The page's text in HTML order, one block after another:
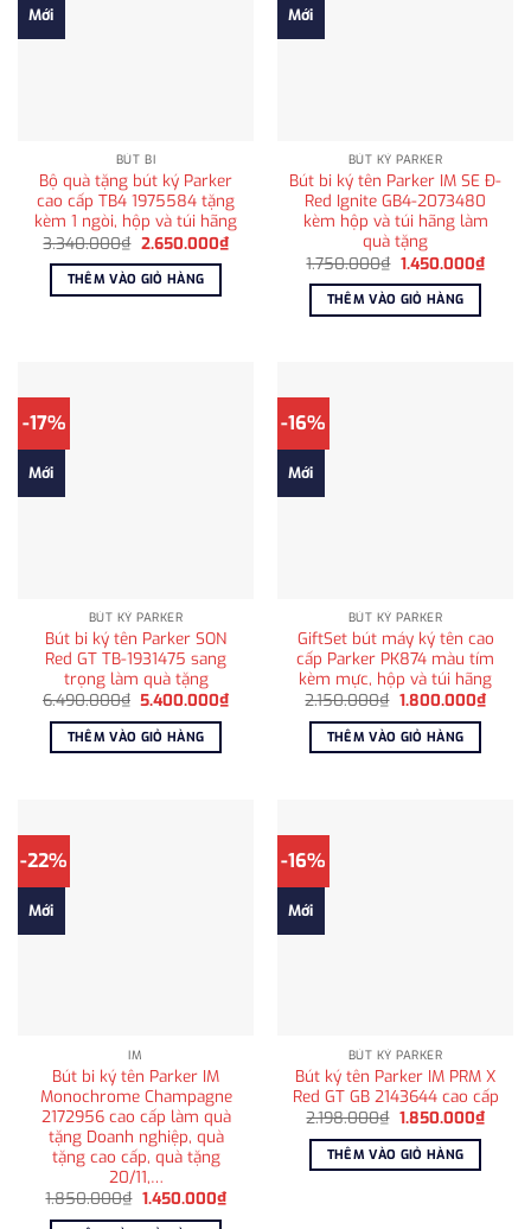
Mới
BÚT BI
Bộ quà tặng bút ký Parker
cao cấp TB4 1975584 tặng
kèm 1 ngòi, hộp và túi hãng
3.340.000₫ Giá
là:
3.340.000₫.
2.650.000₫Giá
hiện
THÊM VÀO GIỎ HÀNG
Mới
BÚT KÝ PARKER
Bút bi ký tên Parker IM SE Đ-
Red Ignite GB4-2073480
kèm hộp và túi hãng làm
quà tặng
1.750.000₫ Giá
là:
1.750.000₫.
1.450.000₫Giá
hiện
THÊM VÀO GIỎ HÀNG
-17%
Mới
BÚT KÝ PARKER
Bút bi ký tên Parker SON
Red GT TB-1931475 sang
trọng làm quà tặng
6.490.000₫ Giá
là:
6.490.000₫.
5.400.000₫Giá
hiện
5.400.000₫.
THÊM VÀO GIỎ HÀNG
-16%
Mới
BÚT KÝ PARKER
GiftSet bút máy ký tên cao
cấp Parker PK874 màu tím
kèm mực, hộp và túi hãng
2.150.000₫ Giá
là:
2.150.000₫.
1.800.000₫Giá
hiện
THÊM VÀO GIỎ HÀNG
-22%
Mới
IM
Bút bi ký tên Parker IM
Monochrome Champagne
2172956 cao cấp làm quà
tặng Doanh nghiệp, quà
tặng cao cấp, quà tặng
20/11,…
1.850.000₫ Giá
1.450.000₫Giá
hiện
-16%
Mới
BÚT KÝ PARKER
Bút ký tên Parker IM PRM X
Red GT GB 2143644 cao cấp
2.198.000₫ Giá
là:
2.198.000₫.
1.850.000₫Giá
hiện
THÊM VÀO GIỎ HÀNG